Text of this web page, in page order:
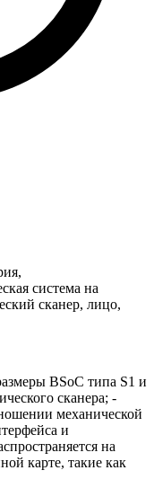
система на
сканер, лицо,
BSoC типа S1 и
сканера; -
механической
и
на
карте, такие как